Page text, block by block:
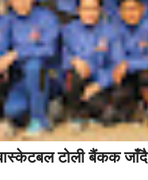
टोली बैंकक जाँदै